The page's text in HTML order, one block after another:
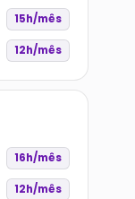
15h/mês
12h/mês
16h/mês
12h/mês